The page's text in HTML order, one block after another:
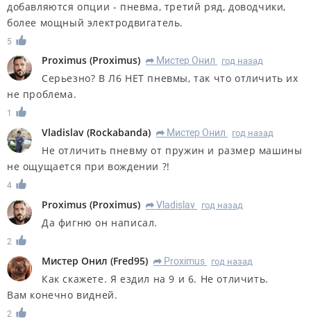
добавляются опции - пневма, третий ряд, доводчики,
более мощный электродвигатель.
5
Proximus (Proximus) R Мистер Онил год назад
Серьезно? В Л6 НЕТ пневмы, так что отличить их
не проблема.
1
Vladislav (Rockabanda) R Мистер Онил год назад
Не отличить пневму от пружин и размер машины
не ощущается при вождении ?!
4
Proximus (Proximus) R Vladislav год назад
Да фигню он написал.
2
Мистер Онил (Fred95) R Proximus год назад
Как скажете. Я ездил на 9 и 6. Не отличить.
Вам конечно видней.
2